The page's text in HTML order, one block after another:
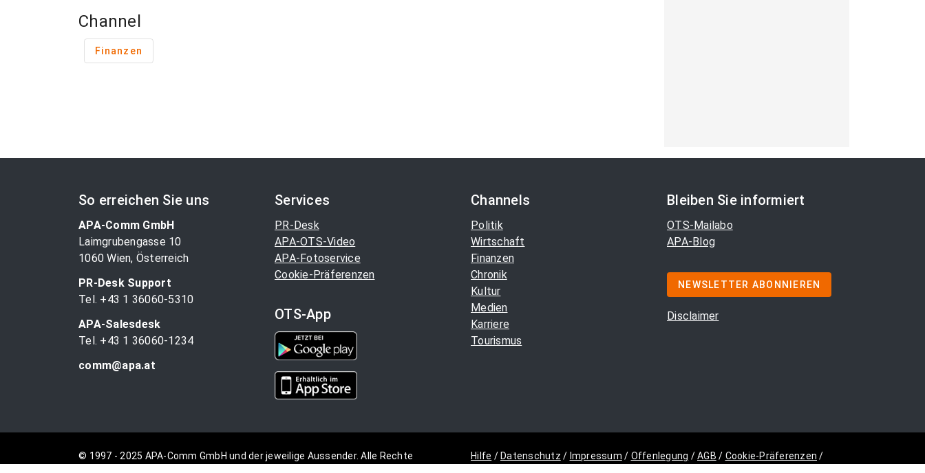
Channel
Finanzen
So erreichen Sie uns
APA-Comm GmbH
Laimgrubengasse 10
1060 Wien, Österreich
PR-Desk Support
Tel. +43 1 36060-5310
APA-Salesdesk
Tel. +43 1 36060-1234
comm@apa.at
Services
PR-Desk
APA-OTS-Video
APA-Fotoservice
Cookie-Präferenzen
OTS-App
Channels
Politik
Wirtschaft
Finanzen
Chronik
Kultur
Medien
Karriere
Tourismus
Bleiben Sie informiert
OTS-Mailabo
APA-Blog
NEWSLETTER ABONNIEREN
Disclaimer
© 1997 - 2025 APA-Comm GmbH und der jeweilige Aussender. Alle Rechte
Hilfe / Datenschutz / Impressum / Offenlegung /AGB / Cookie-Präferenzen /